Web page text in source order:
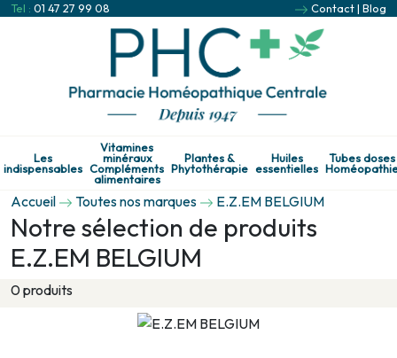
Tel : 01 47 27 99 08 Contact| Blog
Les
indispensables
Vitamines
minéraux
Compléments
alimentaires
Plantes &
Phytothérapie
Huiles
essentielles
Tubes doses
Accueil Toutes nos marques E.Z.EM BELGIUM
Notre sélection de produits
E.Z.EM BELGIUM
0 produits